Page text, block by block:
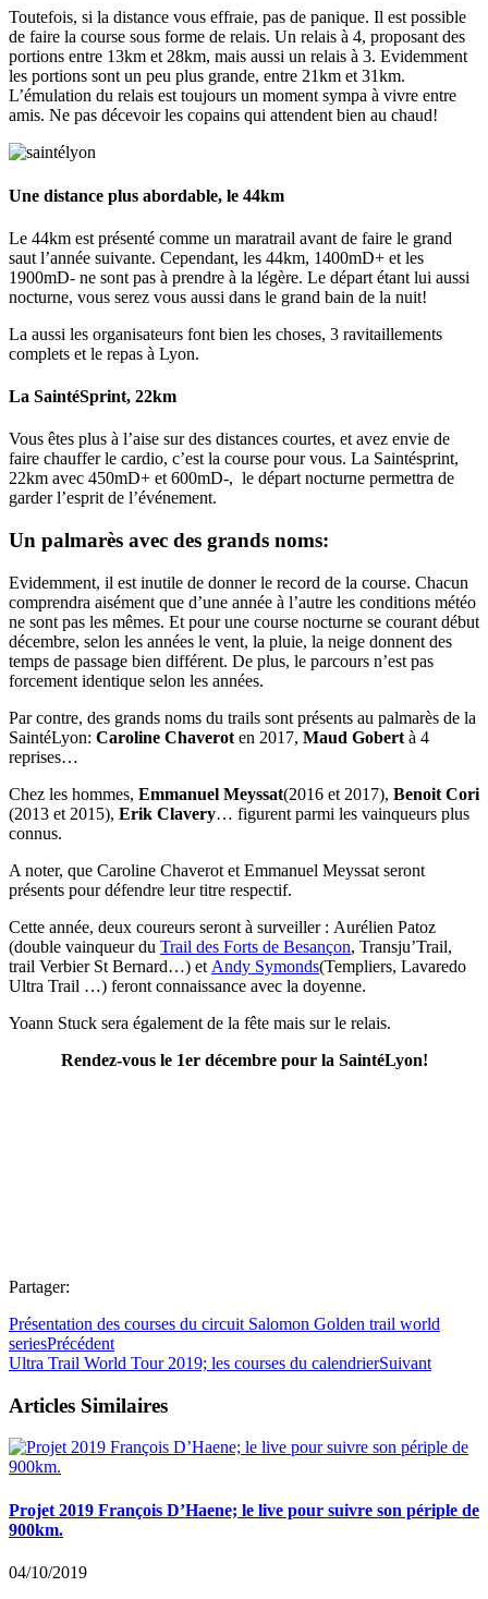
Toutefois, si la distance vous effraie, pas de panique. Il est possible
de faire la course sous forme de relais. Un relais à 4, proposant des
portions entre 13km et 28km, mais aussi un relais à 3. Evidemment
les portions sont un peu plus grande, entre 21km et 31km.
L’émulation du relais est toujours un moment sympa à vivre entre
amis. Ne pas décevoir les copains qui attendent bien au chaud!
Une distance plus abordable, le 44km
Le 44km est présenté comme un maratrail avant de faire le grand
saut l’année suivante. Cependant, les 44km, 1400mD+ et les
1900mD- ne sont pas à prendre à la légère. Le départ étant lui aussi
nocturne, vous serez vous aussi dans le grand bain de la nuit!
La aussi les organisateurs font bien les choses, 3 ravitaillements
complets et le repas à Lyon.
La SaintéSprint, 22km
Vous êtes plus à l’aise sur des distances courtes, et avez envie de
faire chauffer le cardio, c’est la course pour vous. La Saintésprint,
22km avec 450mD+ et 600mD-, le départ nocturne permettra de
garder l’esprit de l’événement.
Un palmarès avec des grands noms:
Evidemment, il est inutile de donner le record de la course. Chacun
comprendra aisément que d’une année à l’autre les conditions météo
ne sont pas les mêmes. Et pour une course nocturne se courant début
décembre, selon les années le vent, la pluie, la neige donnent des
temps de passage bien différent. De plus, le parcours n’est pas
forcement identique selon les années.
Par contre, des grands noms du trails sont présents au palmarès de la
SaintéLyon: Caroline Chaverot en 2017, Maud Gobert à 4
reprises…
Chez les hommes, Emmanuel Meyssat(2016 et 2017), Benoit Cori
(2013 et 2015), Erik Clavery… figurent parmi les vainqueurs plus
connus.
A noter, que Caroline Chaverot et Emmanuel Meyssat seront
présents pour défendre leur titre respectif.
Cette année, deux coureurs seront à surveiller : Aurélien Patoz
(double vainqueur du Trail des Forts de Besançon, Transju’Trail,
trail Verbier St Bernard…) et Andy Symonds(Templiers, Lavaredo
Ultra Trail …) feront connaissance avec la doyenne.
Yoann Stuck sera également de la fête mais sur le relais.
Rendez-vous le 1er décembre pour la SaintéLyon!
Partager:
Présentation des courses du circuit Salomon Golden trail world
seriesPrécédent
Ultra Trail World Tour 2019; les courses du calendrierSuivant
Articles Similaires
Projet 2019 François D’Haene; le live pour suivre son périple de
900km.
04/10/2019